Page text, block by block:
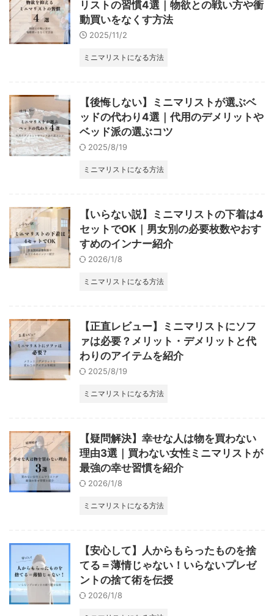
リストの習慣4選｜物欲との戦い方や衝
動買いをなくす方法
2025/11/2
ミニマリストになる方法
【後悔しない】ミニマリストが選ぶベ
ッドの代わり4選｜代用のデメリットや
ベッド派の選ぶコツ
2025/8/19
ミニマリストになる方法
【いらない説】ミニマリストの下着は4
セットでOK｜男女別の必要枚数やおす
すめのインナー紹介
2026/1/8
ミニマリストになる方法
【正直レビュー】ミニマリストにソフ
ァは必要？メリット・デメリットと代
わりのアイテムを紹介
2025/8/19
ミニマリストになる方法
【疑問解決】幸せな人は物を買わない
理由3選｜買わない女性ミニマリストが
最強の幸せ習慣を紹介
2026/1/8
ミニマリストになる方法
【安心して】人からもらったものを捨
てる＝薄情じゃない！いらないプレゼ
ントの捨て術を伝授
2026/1/8